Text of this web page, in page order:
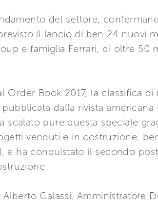
del settore,
il lancio di ben 24 nuovi
e famiglia Ferrari, di oltre
Order Book 2017, la classifica
dalla rivista
scalato pure questa speciale
venduti e in costruzione,
e ha conquistato il secondo
Alberto Galassi, Amministratore